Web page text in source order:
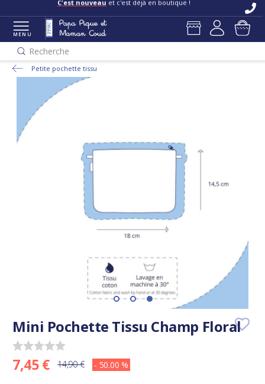
C'est nouveau et c'est déjà en boutique !
MENU
Recherche
Petite pochette tissu
Mini Pochette Tissu Champ Floral
7,45 € 14,90 € - 50.00 %